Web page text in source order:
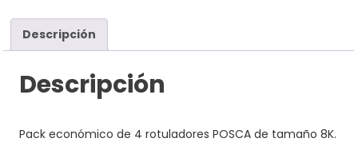
Descripción
Descripción
Pack económico de 4 rotuladores POSCA de tamaño 8K.